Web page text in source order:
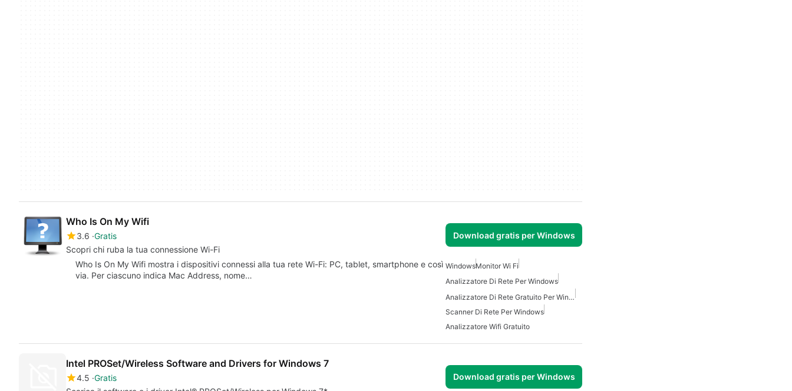
Who Is On My Wifi
3.6 Gratis
Scopri chi ruba la tua connessione Wi-Fi
Download gratis per Windows
Who Is On My Wifi mostra i dispositivi connessi alla tua rete Wi-Fi: PC, tablet, smartphone e così
via. Per ciascuno indica Mac Address, nome…
WindowsMonitor Wi Fi
Analizzatore Di Rete Per Windows
Analizzatore Di Rete Gratuito Per Windows
Scanner Di Rete Per Windows
Analizzatore Wifi Gratuito
Intel PROSet/Wireless Software and Drivers for Windows 7
4.5 Gratis
Download gratis per Windows